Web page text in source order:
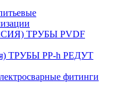
ТРУБЫ PVDF
ТРУБЫ PP-h РЕДУТ
фитинги